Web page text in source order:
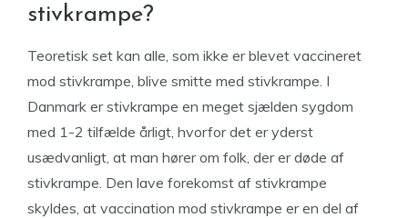
stivkrampe?
Teoretisk set kan alle, som ikke er blevet vaccineret
mod stivkrampe, blive smitte med stivkrampe. I
Danmark er stivkrampe en meget sjælden sygdom
med 1-2 tilfælde årligt, hvorfor det er yderst
usædvanligt, at man hører om folk, der er døde af
stivkrampe. Den lave forekomst af stivkrampe
skyldes, at vaccination mod stivkrampe er en del af